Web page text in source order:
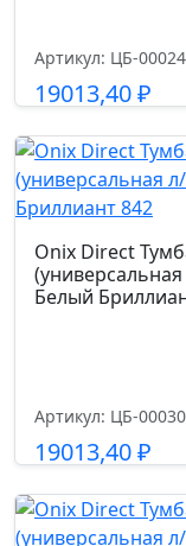
Артикул: ЦБ-
19013,40₽
Onix Direct
Белый
Артикул: ЦБ-
19013,40₽